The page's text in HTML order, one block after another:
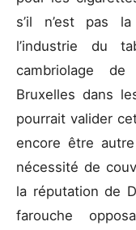
s’il n’est pas
l’industrie du
cambriolage
Bruxelles dans
pourrait valider
encore être
nécessité de
la réputation de
farouche